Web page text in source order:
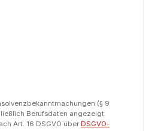
(§ 9
Berufsdaten angezeigt.
Art. 16 DSGVO über DSGVO-